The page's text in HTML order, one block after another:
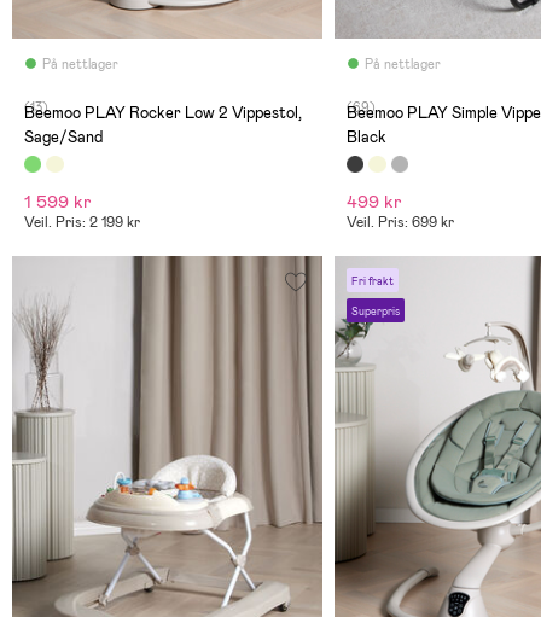
På nettlager
(13)
Beemoo PLAY Rocker Low 2 Vippestol,
Sage/Sand
1 599 kr
Veil. Pris: 2 199 kr
På nettlager
(69)
Beemoo PLAY Simple
Black
499 kr
Veil. Pris: 699 kr
Fri frakt
Superpris